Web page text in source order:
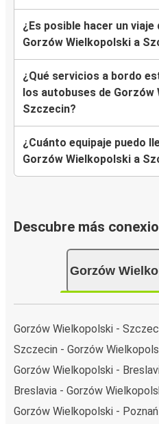
¿Es posible hacer un viaje
Gorzów Wielkopolski a
¿Qué servicios a bordo
los autobuses de Gorzów
Szczecin?
¿Cuánto equipaje puedo
Gorzów Wielkopolski a
Descubre más
Gorzów
Gorzów Wielkopolski -
Szczecin - Gorzów
Gorzów Wielkopolski -
Breslavia - Gorzów
Gorzów Wielkopolski - Poznań